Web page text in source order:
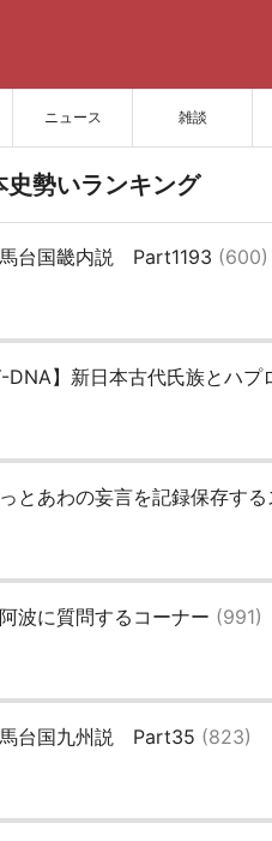
ニュース 雑談
史勢いランキング
台国畿内説 Part1193 (600)
DNA】新日本古代氏族とハ
とあわの妄言を記録保存する
波に質問するコーナー (991)
台国九州説 Part35 (823)